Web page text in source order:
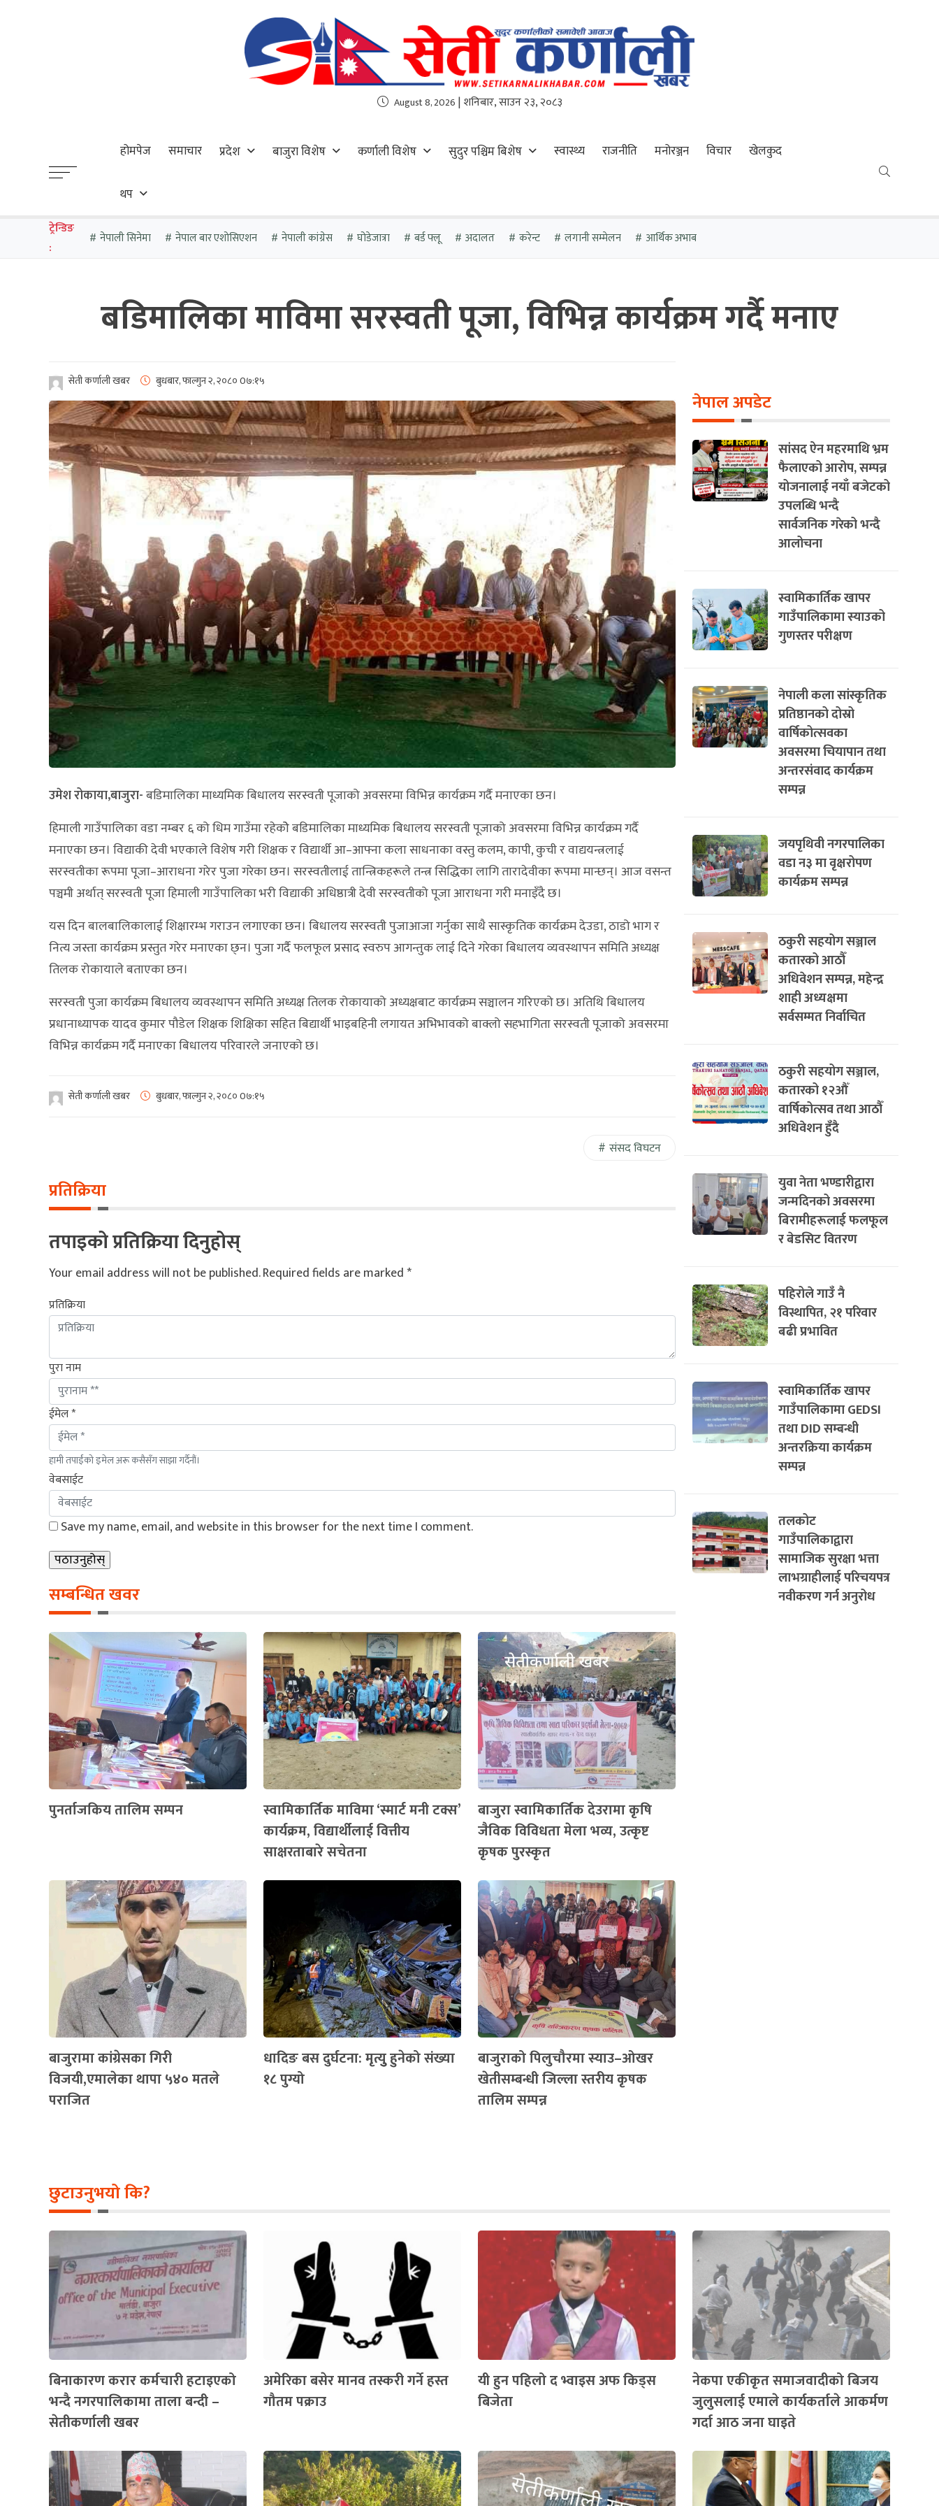
August 8, 2026 | शनिबार, साउन २३, २०८३
होमपेज समाचार प्रदेश बाजुरा विशेष कर्णाली विशेष सुदुर पश्चिम बिशेष स्वास्थ्य राजनीति मनोरञ्जन विचार खेलकुद
थप
ट्रेन्डिङ
:
नेपाली सिनेमा नेपाल बार एशोसिएशन नेपाली कांग्रेस घोडेजात्रा बर्ड फ्लू अदालत करेन्ट लगानी सम्मेलन आर्थिक अभाब
बडिमालिका माविमा सरस्वती पूजा, विभिन्न कार्यक्रम गर्दै मनाए
सेती कर्णाली खबर बुधबार, फाल्गुन २, २०८०0७:१५
उमेश रोकाया,बाजुरा-बडिमालिका माध्यमिक बिधालय सरस्वती पूजाको अवसरमा विभिन्न कार्यक्रम गर्दै मनाएका छन।
हिमाली गाउँपालिका वडा नम्बर ६ को धिम गाउँमा रहेकोे बडिमालिका माध्यमिक बिधालय सरस्वती पूजाको अवसरमा विभिन्न कार्यक्रम गर्दै
मनाएका छन। विद्याकी देवी भएकाले विशेष गरी शिक्षक र विद्यार्थी आ–आफ्ना कला साधनाका वस्तु कलम, कापी, कुची र वाद्ययन्त्रलाई
सरस्वतीका रूपमा पूजा–आराधना गरेर पुजा गरेका छन। सरस्वतीलाई तान्त्रिकहरूले तन्त्र सिद्धिका लागि तारादेवीका रूपमा मान्छन्। आज वसन्त
पञ्चमी अर्थात् सरस्वती पूजा हिमाली गाउँपालिका भरी विद्याकी अधिष्ठात्री देवी सरस्वतीको पूजा आराधना गरी मनाइँदै छ।
यस दिन बालबालिकालाई शिक्षारम्भ गराउन लगाएका छन। बिधालय सरस्वती पुजाआजा गर्नुका साथै सास्कृतिक कार्यक्रम देउडा, ठाडो भाग र
नित्य जस्ता कार्यक्रम प्रस्तुत गरेर मनाएका छ्न। पुजा गर्दै फलफूल प्रसाद स्वरुप आगन्तुक लाई दिने गरेका बिधालय व्यवस्थापन समिति अध्यक्ष
तिलक रोकायाले बताएका छन।
सरस्वती पुजा कार्यक्रम बिधालय व्यवस्थापन समिति अध्यक्ष तिलक रोकायाको अध्यक्षबाट कार्यक्रम सञ्चालन गरिएको छ। अतिथि बिधालय
प्रधानाध्यापक यादव कुमार पौडेल शिक्षक शिक्षिका सहित बिद्यार्थी भाइबहिनी लगायत अभिभावको बाक्लो सहभागिता सरस्वती पूजाको अवसरमा
विभिन्न कार्यक्रम गर्दै मनाएका बिधालय परिवारले जनाएको छ।
सेती कर्णाली खबर बुधबार, फाल्गुन २, २०८०0७:१५
संसद विघटन
प्रतिक्रिया
तपाइको प्रतिक्रिया दिनुहोस्
Your email address will not be published.Required fields are marked*
प्रतिक्रिया
पुरा नाम
ईमेल *
हामी तपाईंको इमेल अरू कसैसँग साझा गर्दैनौं।
वेबसाईट
Save my name, email, and website in this browser for the next time I comment.
सम्बन्धित खवर
पुनर्ताजकिय तालिम सम्पन
स्वामिकार्तिक माविमा ‘स्मार्ट मनी टक्स’
कार्यक्रम, विद्यार्थीलाई वित्तीय
साक्षरताबारे सचेतना
बाजुरा स्वामिकार्तिक देउरामा कृषि
जैविक विविधता मेला भव्य, उत्कृष्ट
कृषक पुरस्कृत
बाजुरामा कांग्रेसका गिरी
विजयी,एमालेका थापा ५४० मतले
पराजित
धादिङ बस दुर्घटना: मृत्युु हुनेको संख्या
१८ पुग्यो
बाजुराको पिलुचौरमा स्याउ–ओखर
खेतीसम्बन्धी जिल्ला स्तरीय कृषक
तालिम सम्पन्न
नेपाल अपडेट
सांसद ऐन महरमाथि भ्रम
फैलाएको आरोप, सम्पन्न
योजनालाई नयाँ बजेटको
उपलब्धि भन्दै
सार्वजनिक गरेको भन्दै
आलोचना
स्वामिकार्तिक खापर
गाउँपालिकामा स्याउको
गुणस्तर परीक्षण
नेपाली कला सांस्कृतिक
प्रतिष्ठानको दोस्रो
वार्षिकोत्सवका
अवसरमा चियापान तथा
अन्तरसंवाद कार्यक्रम
सम्पन्न
जयपृथिवी नगरपालिका
वडा न३ मा वृक्षरोपण
कार्यक्रम सम्पन्न
ठकुरी सहयोग सञ्जाल
कतारको आठौँ
अधिवेशन सम्पन्न, महेन्द्र
शाही अध्यक्षमा
सर्वसम्मत निर्वाचित
ठकुरी सहयोग सञ्जाल,
कतारको १२औँ
वार्षिकोत्सव तथा आठौँ
अधिवेशन हुँदै
युवा नेता भण्डारीद्वारा
जन्मदिनको अवसरमा
बिरामीहरूलाई फलफूल
र बेडसिट वितरण
पहिरोले गाउँ नै
विस्थापित, २१ परिवार
बढी प्रभावित
स्वामिकार्तिक खापर
गाउँपालिकामा GEDSI
तथा DID सम्बन्धी
अन्तरक्रिया कार्यक्रम
सम्पन्न
तलकोट
गाउँपालिकाद्वारा
सामाजिक सुरक्षा भत्ता
लाभग्राहीलाई परिचयपत्र
नवीकरण गर्न अनुरोध
छुटाउनुभयो कि?
बिनाकारण करार कर्मचारी हटाइएको
भन्दै नगरपालिकामा ताला बन्दी –
सेतीकर्णाली खबर
अमेरिका बसेर मानव तस्करी गर्ने हस्त
गौतम पक्राउ
यी हुन पहिलो द भ्वाइस अफ किड्स
बिजेता
नेकपा एकीकृत समाजवादीको बिजय
जुलुसलाई एमाले कार्यकर्ताले आकर्मण
गर्दा आठ जना घाइते